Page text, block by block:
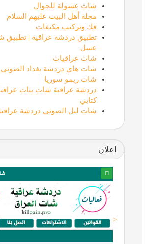
شات عسولة للجوال
مجلة أهل البيت عليهم السلام
فك وتركيب مكيفات
تطبيق دردشة عراقية | تطبيق
عسل
شات عراقيات
شات هاي دردشة بغداد الصوتي
شات ريمو سوريا
دردشة عراقية شات بنات
كتابي
شات ليل الصوتي دردشة
اعلان
<